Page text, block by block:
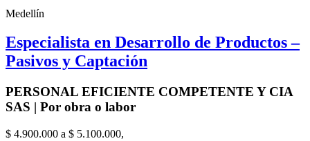
Medellín
Especialista en Desarrollo de Productos –
Pasivos y Captación
PERSONAL EFICIENTE COMPETENTE Y CIA
SAS | Por obra o labor
$ 4.900.000 a $ 5.100.000,